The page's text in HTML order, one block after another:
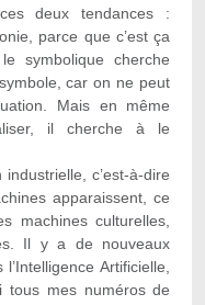
deux tendances :
parce que c’est ça
symbolique cherche
car on ne peut
Mais en même
il cherche à le
c’est-à-dire
apparaissent, ce
machines culturelles,
Il y a de nouveaux
Artificielle,
tous mes numéros de